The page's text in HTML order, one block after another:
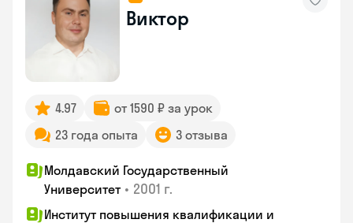
Виктор
4.97
от 1590 ₽ за урок
23 года опыта
3 отзыва
Молдавский Государственный
Университет • 2001 г.
Институт повышения квалификации и